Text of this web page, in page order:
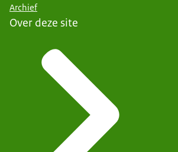
Archief
Over deze site